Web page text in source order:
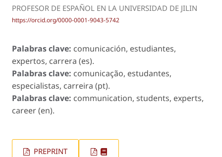
PROFESOR DE ESPAÑOL EN LA UNIVERSIDAD DE JILIN
https://orcid.org/0000-0001-9043-5742
Palabras clave: comunicación, estudiantes,
expertos, carrera (es).
Palabras clave: comunicação, estudantes,
especialistas, carreira (pt).
Palabras clave: communication, students, experts,
career (en).
PREPRINT